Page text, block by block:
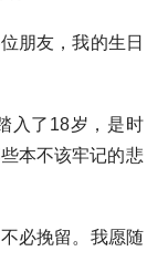
朋友，我的生日
入了18岁，是时
本不该牢记的悲
必挽留。我愿随